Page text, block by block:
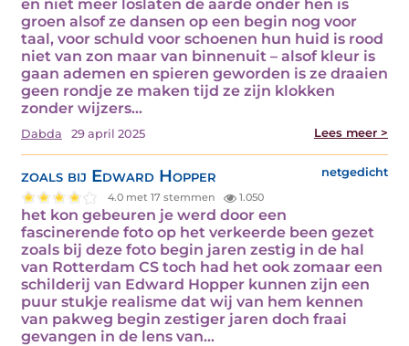
en niet meer loslaten de aarde onder hen is
groen alsof ze dansen op een begin nog voor
taal, voor schuld voor schoenen hun huid is rood
niet van zon maar van binnenuit – alsof kleur is
gaan ademen en spieren geworden is ze draaien
geen rondje ze maken tijd ze zijn klokken
zonder wijzers…
Dabda 29 april 2025 Lees meer >
zoals bij Edward Hopper netgedicht
4.0 met 17 stemmen 1.050
het kon gebeuren je werd door een
fascinerende foto op het verkeerde been gezet
zoals bij deze foto begin jaren zestig in de hal
van Rotterdam CS toch had het ook zomaar een
schilderij van Edward Hopper kunnen zijn een
puur stukje realisme dat wij van hem kennen
van pakweg begin zestiger jaren doch fraai
gevangen in de lens van…